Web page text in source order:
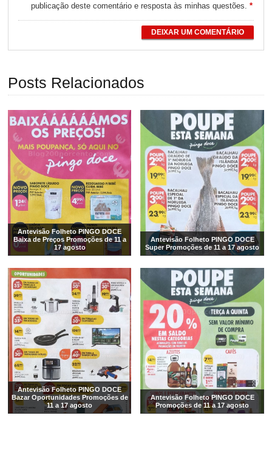
publicação deste comentário e resposta às minhas questões.*
DEIXAR UM COMENTÁRIO
Posts Relacionados
Antevisão Folheto PINGO DOCE
Baixa de Preços Promoções de 11 a
17 agosto
Antevisão Folheto PINGO DOCE
Super Promoções de 11 a 17 agosto
Antevisão Folheto PINGO DOCE
Bazar Oportunidades Promoções de
11 a 17 agosto
Antevisão Folheto PINGO DOCE
Promoções de 11 a 17 agosto